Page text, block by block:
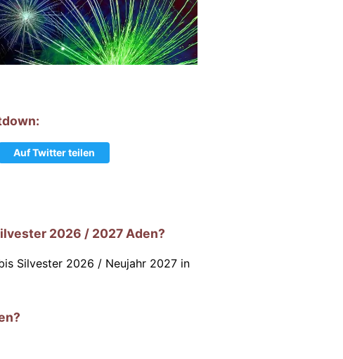
Auf Twitter teilen
2026 / 2027 Aden?
Silvester 2026 / Neujahr 2027 in